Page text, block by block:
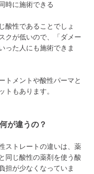
時に施術できる
酸性であることでしょ
クが低いので、「ダメー
った人にも施術できま
トメントや酸性パーマと
トもあります。
が違うの？
ストレートの違いは、薬
同じ酸性の薬剤を使う酸
担が少なくなっていま